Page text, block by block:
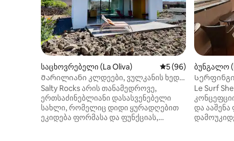
საცხოვრებელი (La Oliva) საშუალო
5 (96)
Მარილიანი კლდეები, ვულკანის ხედი
ლაჟარესში
Salty Rocks არის თანამედროვე,
ერთსაძინებლიანი დასასვენებელი
სახლი, რომელიც დიდი ყურადღებით
ეკიდება ფორმასა და ფუნქციას,
ბუნგალო
Le Surf
და ააშენა